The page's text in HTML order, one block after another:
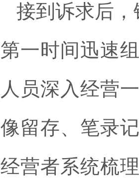
接到诉求后
第一时间迅速
人员深入经营
像留存、笔录
经营者系统梳